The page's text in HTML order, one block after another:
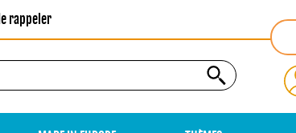
rappeler